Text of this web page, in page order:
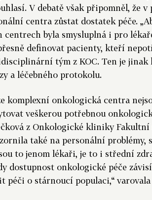
V debatě však připomněl, že
centra zůstat dostatek péče.
byla smysluplná i pro
definovat pacienty, kteří
tým z KOC. Ten je
a léčebného protokolu.
komplexní onkologická centra
veškerou potřebnou
z Onkologické kliniky
také na personální problémy,
to jenom lékaři, je to i střední
dostupnost onkologické péče
péči o stárnoucí populaci,“ varovala